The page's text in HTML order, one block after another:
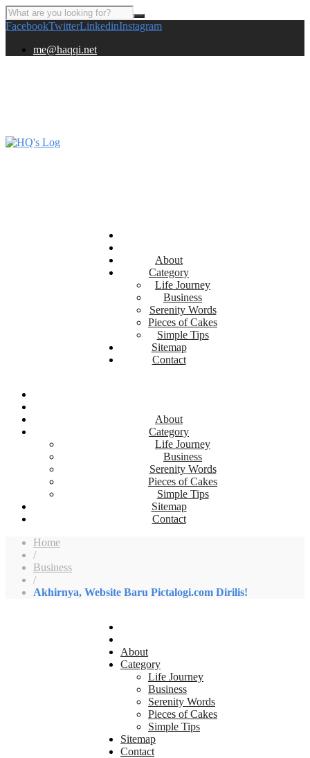
FacebookTwitterLinkedinInstagram
me@haqqi.net
About
Category
Life Journey
Business
Serenity Words
Pieces of Cakes
Simple Tips
Sitemap
Contact
About
Category
Life Journey
Business
Serenity Words
Pieces of Cakes
Simple Tips
Sitemap
Contact
Home
/
Business
/
Akhirnya, Website Baru Pictalogi.com Dirilis!
About
Category
Life Journey
Business
Serenity Words
Pieces of Cakes
Simple Tips
Sitemap
Contact